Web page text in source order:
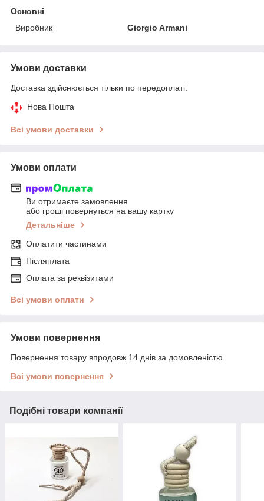
Основні
Виробник
Giorgio Armani
Умови доставки
Доставка здійснюється тільки по передоплаті.
Нова Пошта
Всі умови доставки
Умови оплати
Ви отримаєте замовлення
або гроші повернуться на вашу картку
Детальніше
Оплатити частинами
Післяплата
Оплата за реквізитами
Всі умови оплати
Умови повернення
Повернення товару впродовж 14 днів за домовленістю
Всі умови повернення
Подібні товари компанії